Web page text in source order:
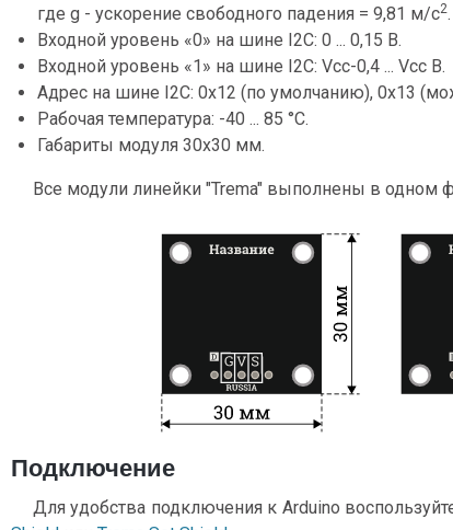
где g - ускорение свободного падения = 9,81 м/c2.
Входной уровень «0» на шине I2C: 0 ... 0,15 В.
Входной уровень «1» на шине I2C: Vcc-0,4 ... Vcc В.
Адрес на шине I2C: 0x12 (по умолчанию), 0x13
Рабочая температура: -40 ... 85 °C.
Габариты модуля 30x30 мм.
Все модули линейки "Trema" выполнены в одном
Подключение
Для удобства подключения к Arduino